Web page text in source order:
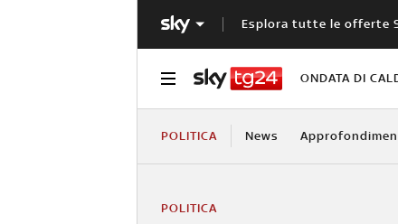
Esplora tutte le offerte
ONDATA DI
POLITICA News
POLITICA